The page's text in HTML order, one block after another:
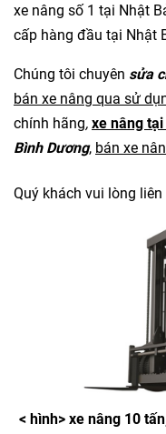
xe nâng số 1 tại Nhật
cấp hàng đầu tại Nhật
Chúng tôi chuyên sửa
bán xe nâng qua sử
chính hãng, xe nâng
Bình Dương, bán xe
Quý khách vui lòng liên
< hình> xe nâng 10